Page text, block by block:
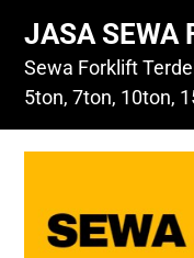
content
JASA SEWA
Sewa Forklift
5ton, 7ton, 10ton,